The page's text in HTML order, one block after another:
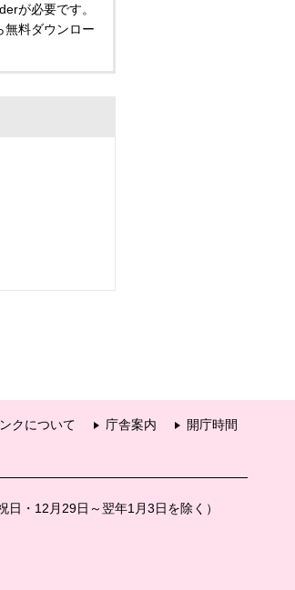
が必要です。
無料ダウンロー
クについて 庁舎案内
開庁時間
・12月29日～翌年1月3日を除く）